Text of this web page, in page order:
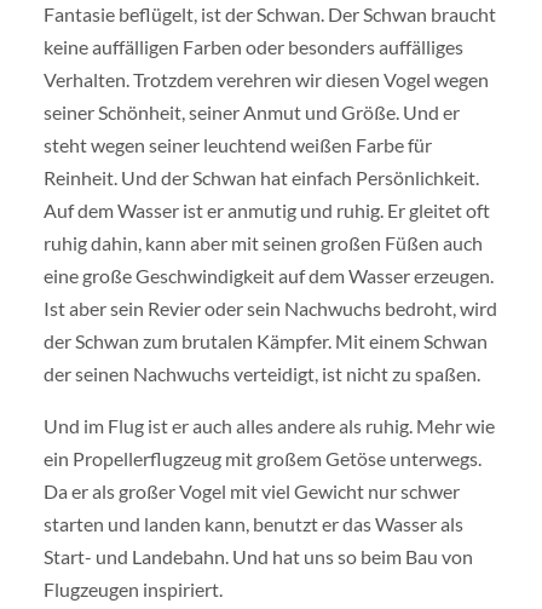
Fantasie beflügelt, ist der Schwan. Der Schwan braucht
keine auffälligen Farben oder besonders auffälliges
Verhalten. Trotzdem verehren wir diesen Vogel wegen
seiner Schönheit, seiner Anmut und Größe. Und er
steht wegen seiner leuchtend weißen Farbe für
Reinheit. Und der Schwan hat einfach Persönlichkeit.
Auf dem Wasser ist er anmutig und ruhig. Er gleitet oft
ruhig dahin, kann aber mit seinen großen Füßen auch
eine große Geschwindigkeit auf dem Wasser erzeugen.
Ist aber sein Revier oder sein Nachwuchs bedroht, wird
der Schwan zum brutalen Kämpfer. Mit einem Schwan
der seinen Nachwuchs verteidigt, ist nicht zu spaßen.
Und im Flug ist er auch alles andere als ruhig. Mehr wie
ein Propellerflugzeug mit großem Getöse unterwegs.
Da er als großer Vogel mit viel Gewicht nur schwer
starten und landen kann, benutzt er das Wasser als
Start- und Landebahn. Und hat uns so beim Bau von
Flugzeugen inspiriert.